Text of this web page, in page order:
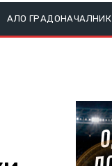
АЛО ГРАДОНАЧАЛНИК